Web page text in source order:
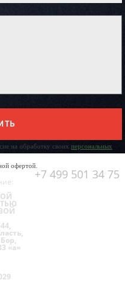
на обработку своих персональных
офертой.
+7 499 501 34 75
«а»